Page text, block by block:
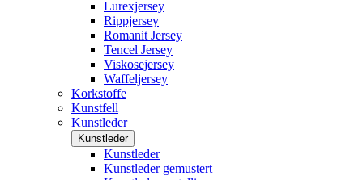
Lurexjersey
Rippjersey
Romanit Jersey
Tencel Jersey
Viskosejersey
Waffeljersey
Korkstoffe
Kunstfell
Kunstleder
Kunstleder
Kunstleder
Kunstleder gemustert